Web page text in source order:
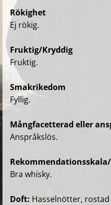
Rökighet
Ej rökig.
Fruktig/Kryddig
Fruktig.
Smakrikedom
Fyllig.
Mångfacetterad eller
Anspråkslös.
Bra whisky.
Doft: Hasselnötter,